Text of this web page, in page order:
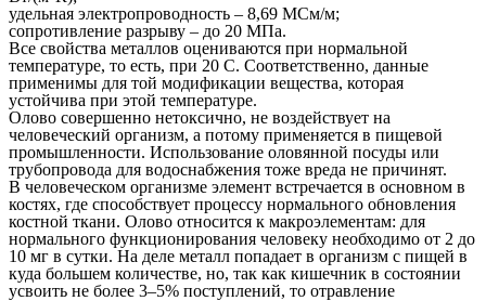
удельная электропроводность – 8,69 МСм/м;
сопротивление разрыву – до 20 МПа.
Все свойства металлов оцениваются при нормальной
температуре, то есть, при 20 С. Соответственно, данные
применимы для той модификации вещества, которая
устойчива при этой температуре.
Олово совершенно нетоксично, не воздействует на
человеческий организм, а потому применяется в пищевой
промышленности. Использование оловянной посуды или
трубопровода для водоснабжения тоже вреда не причинят.
В человеческом организме элемент встречается в основном в
костях, где способствует процессу нормального обновления
костной ткани. Олово относится к макроэлементам: для
нормального функционирования человеку необходимо от 2 до
10 мг в сутки. На деле металл попадает в организм с пищей в
куда большем количестве, но, так как кишечник в состоянии
усвоить не более 3–5% поступлений, то отравление